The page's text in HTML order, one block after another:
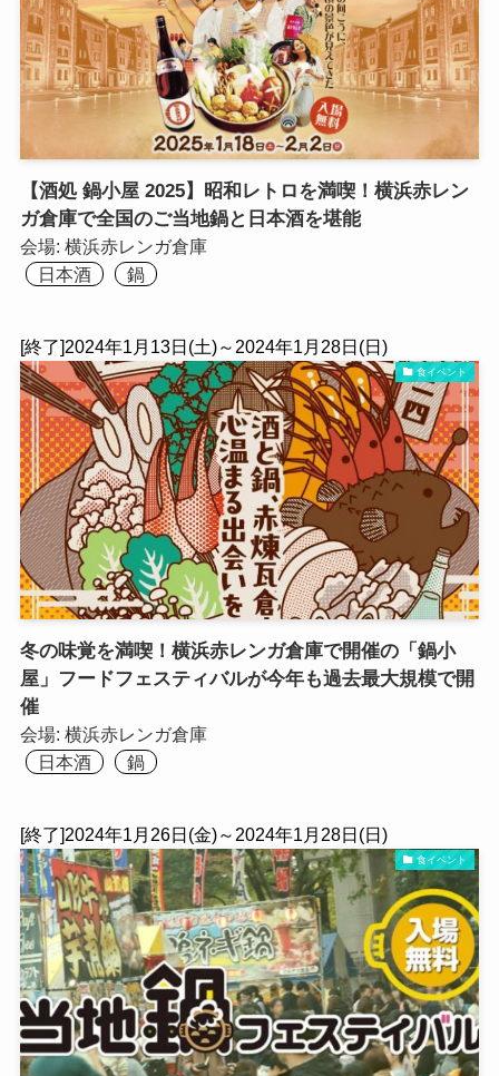
【酒処 鍋小屋 2025】昭和レトロを満喫！横浜赤レン
ガ倉庫で全国のご当地鍋と日本酒を堪能
会場: 横浜⾚レンガ倉庫
日本酒
鍋
[終了]2024年1月13日(土)～2024年1月28日(日)
食イベント
冬の味覚を満喫！横浜赤レンガ倉庫で開催の「鍋小
屋」フードフェスティバルが今年も過去最大規模で開
催
会場: 横浜⾚レンガ倉庫
日本酒
鍋
[終了]2024年1月26日(金)～2024年1月28日(日)
食イベント